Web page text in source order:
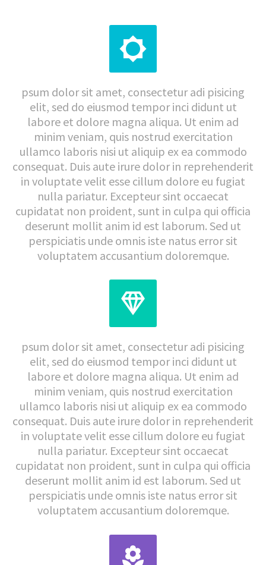


psum dolor sit amet, consectetur adi pisicing
elit, sed do eiusmod tempor inci didunt ut
labore et dolore magna aliqua. Ut enim ad
minim veniam, quis nostrud exercitation
ullamco laboris nisi ut aliquip ex ea commodo
consequat. Duis aute irure dolor in reprehenderit
in voluptate velit esse cillum dolore eu fugiat
nulla pariatur. Excepteur sint occaecat
cupidatat non proident, sunt in culpa qui officia
deserunt mollit anim id est laborum. Sed ut
perspiciatis unde omnis iste natus error sit
voluptatem accusantium doloremque.


psum dolor sit amet, consectetur adi pisicing
elit, sed do eiusmod tempor inci didunt ut
labore et dolore magna aliqua. Ut enim ad
minim veniam, quis nostrud exercitation
ullamco laboris nisi ut aliquip ex ea commodo
consequat. Duis aute irure dolor in reprehenderit
in voluptate velit esse cillum dolore eu fugiat
nulla pariatur. Excepteur sint occaecat
cupidatat non proident, sunt in culpa qui officia
deserunt mollit anim id est laborum. Sed ut
perspiciatis unde omnis iste natus error sit
voluptatem accusantium doloremque.

